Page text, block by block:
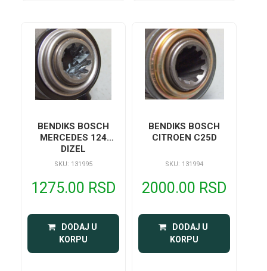
BENDIKS BOSCH
MERCEDES 124
DIZEL
SKU: 131995
1275.00 RSD
DODAJ U
KORPU
BENDIKS BOSCH
CITROEN C25D
SKU: 131994
2000.00 RSD
DODAJ U
KORPU